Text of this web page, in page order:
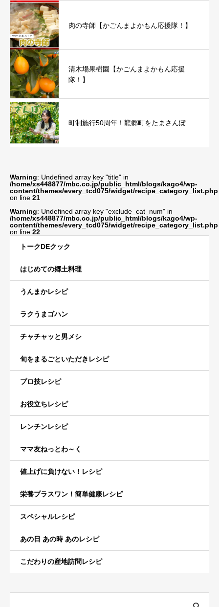
肉の寺師【かごんまよかもん応援隊！】
清木場果樹園【かごんまよかもん応援
隊！】
町制施行50周年！龍郷町をたまさんぽ
Warning: Undefined array key "title" in
/home/xs448877/mbc.co.jp/public_html/blogs/kago4/wp-
content/themes/every_tcd075/widget/recipe_category_list.php
on line 21
Warning: Undefined array key "exclude_cat_num" in
/home/xs448877/mbc.co.jp/public_html/blogs/kago4/wp-
content/themes/every_tcd075/widget/recipe_category_list.php
on line 22
トークDEクック
はじめての郷土料理
うんまかレシピ
ラクうまゴハン
チャチャッと男メシ
旬をまるごといただきレシピ
プロ技レシピ
お役立ちレシピ
レンチンレシピ
ママ友ねっとわ～く
値上げに負けない！レシピ
栄養プラスワン！簡単健康レシピ
スペシャルレシピ
あの日 あの時 あのレシピ
こだわりの産地訪問レシピ